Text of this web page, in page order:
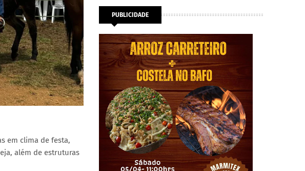
em clima de festa,
além de estruturas
PUBLICIDADE